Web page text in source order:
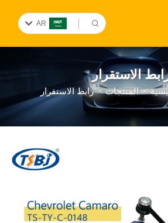
AR
الاستقرار
>المنتجات>رابط الاستقرار